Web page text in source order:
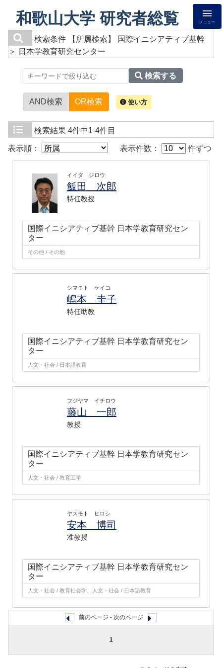
和歌山大学 研究者総覧 メニュー
検索条件
【所属検索】 国際イニシアティブ基幹
＞ 日本学教育研究センター
検索する
AND検索 OR検索 使い方
検索結果 4件中1-4件目
表示順： 表示件数： 件ずつ
イイダ ジロウ
飯田 次郎
特任教授
国際イニシアティブ基幹 日本学教育研究セン
ター
その他 / その他
シマモト ケイコ
嶋本 圭子
特任助教
国際イニシアティブ基幹 日本学教育研究セン
ター
人文・社会 / 日本語教育
フジヤマ イチロウ
藤山 一郎
教授
国際イニシアティブ基幹 日本学教育研究セン
ター
人文・社会 / 教育工学
ヤスモト ヒロシ
安本 博司
准教授
国際イニシアティブ基幹 日本学教育研究セン
ター
人文・社会 / 教育社会学、人文・社会 / 日本語教育
前のページ - 次のページ
1